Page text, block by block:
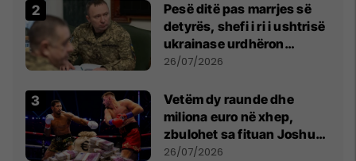
Pesë ditë pas marrjes së
detyrës, shefi i ri i ushtrisë
ukrainase urdhëron
kontroll të madh
26/07/2026
Vetëm dy raunde dhe
miliona euro në xhep,
zbulohet sa fituan Joshua
e Prenga
26/07/2026